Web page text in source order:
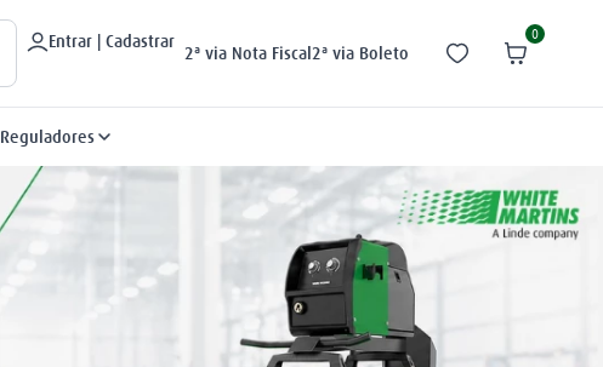
Entrar | Cadastrar
2ª via Nota Fiscal2ª via Boleto
0
Reguladores